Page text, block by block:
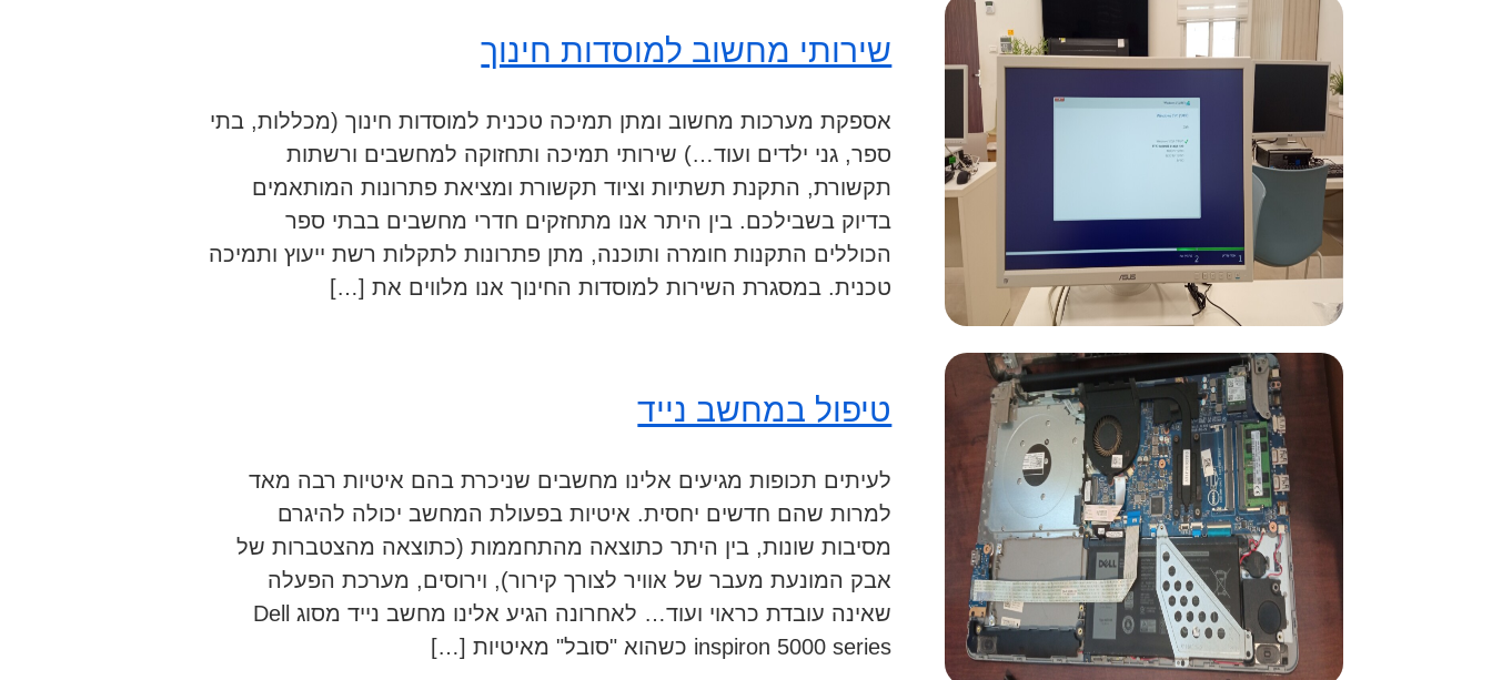
שירותי מחשוב למוסדות חינוך
אספקת מערכות מחשוב ומתן תמיכה טכנית למוסדות חינוך (מכללות, בתי
ספר, גני ילדים ועוד…) שירותי תמיכה ותחזוקה למחשבים ורשתות
תקשורת, התקנת תשתיות וציוד תקשורת ומציאת פתרונות המותאמים
בדיוק בשבילכם. בין היתר אנו מתחזקים חדרי מחשבים בבתי ספר
הכוללים התקנות חומרה ותוכנה, מתן פתרונות לתקלות רשת ייעוץ ותמיכה
טכנית. במסגרת השירות למוסדות החינוך אנו מלווים את […]
טיפול במחשב נייד
לעיתים תכופות מגיעים אלינו מחשבים שניכרת בהם איטיות רבה מאד
למרות שהם חדשים יחסית. איטיות בפעולת המחשב יכולה להיגרם
מסיבות שונות, בין היתר כתוצאה מהתחממות (כתוצאה מהצטברות של
אבק המונעת מעבר של אוויר לצורך קירור), וירוסים, מערכת הפעלה
שאינה עובדת כראוי ועוד… לאחרונה הגיע אלינו מחשב נייד מסוג Dell
inspiron 5000 series כשהוא "סובל" מאיטיות […]